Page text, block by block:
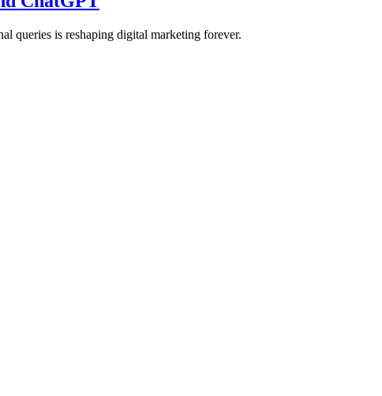
queries is reshaping digital marketing forever.